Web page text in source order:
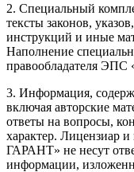
2. Специальный
тексты законов,
инструкций и иные
Наполнение
правообладателя
3. Информация,
включая авторские
ответы на вопросы,
характер. Лицензиар
ГАРАНТ» не несут
информации,